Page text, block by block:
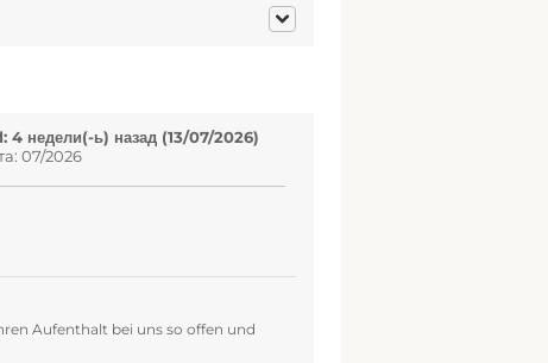
4 недели(-ь) назад (13/07/2026)
07/2026
Aufenthalt bei uns so offen und